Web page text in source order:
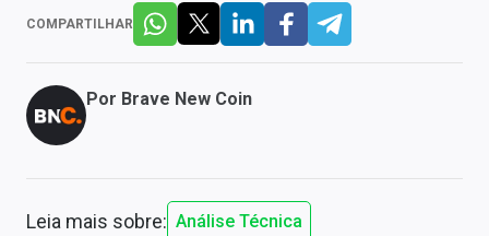
COMPARTILHAR
Por Brave New Coin
Leia mais sobre: Análise Técnica